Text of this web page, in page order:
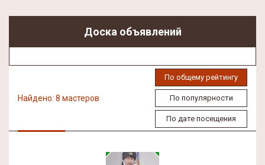
Доска объявлений
Найдено: 8 мастеров
По общему рейтингу
По популярности
По дате посещения